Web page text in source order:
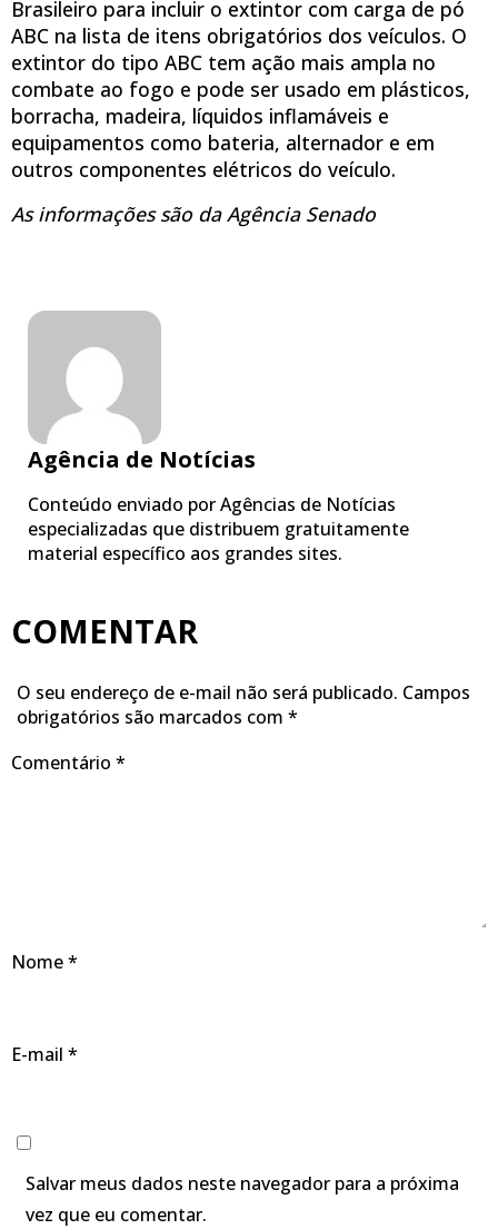
Brasileiro para incluir o extintor com carga de pó
ABC na lista de itens obrigatórios dos veículos. O
extintor do tipo ABC tem ação mais ampla no
combate ao fogo e pode ser usado em plásticos,
borracha, madeira, líquidos inflamáveis e
equipamentos como bateria, alternador e em
outros componentes elétricos do veículo.
As informações são da Agência Senado
Agência de Notícias
Conteúdo enviado por Agências de Notícias
especializadas que distribuem gratuitamente
material específico aos grandes sites.
COMENTAR
O seu endereço de e-mail não será publicado. Campos
obrigatórios são marcados com *
Comentário *
Nome*
E-mail *
Salvar meus dados neste navegador para a próxima
vez que eu comentar.